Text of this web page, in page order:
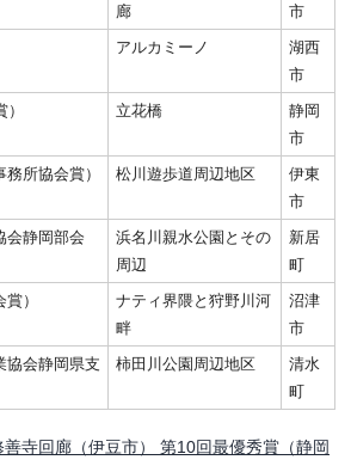
廊
市
アルカミーノ
湖西
市
立花橋
静岡
市
所協会賞）
松川遊歩道周辺地区
伊東
市
会静岡部会
浜名川親水公園とその
周辺
新居
町
）
ナティ界隈と狩野川河
畔
沼津
市
協会静岡県支
柿田川公園周辺地区
清水
町
寺回廊（伊豆市） 第10回最優秀賞（静岡